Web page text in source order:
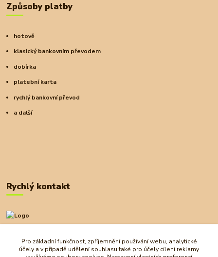
Způsoby platby
hotově
klasický bankovním převodem
dobírka
platební karta
rychlý bankovní převod
a další
Rychlý kontakt
+420 727 972 830
obchod@ostrovherahlavolamu.cz
Pro základní funkčnost, zpříjemnění používání webu, analytické
účely a v případě udělení souhlasu také pro účely cílení reklamy